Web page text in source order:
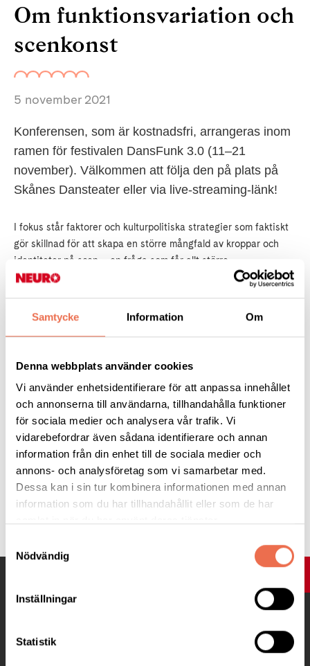
Samtycke Information Om
Denna webbplats använder cookies
Vi använder enhetsidentifierare för att anpassa innehållet
och annonserna till användarna, tillhandahålla funktioner
för sociala medier och analysera vår trafik. Vi
vidarebefordrar även sådana identifierare och annan
information från din enhet till de sociala medier och
annons- och analysföretag som vi samarbetar med.
Dessa kan i sin tur kombinera informationen med annan
information som du har tillhandahållit eller som de har
Nödvändig
Inställningar
Statistik
Om funktionsvariation och
scenkonst
5 november 2021
Konferensen, som är kostnadsfri, arrangeras inom
ramen för festivalen DansFunk 3.0 (11–21
november). Välkommen att följa den på plats på
Skånes Dansteater eller via live-streaming-länk!
I fokus står faktorer och kulturpolitiska strategier som faktiskt
gör skillnad för att skapa en större mångfald av kroppar och
identiteter på scen – en fråga som får allt större
uppmärksamhet. Vilka är utmaningarna? Kan vi lära av
svenskt teckenspråk.
november
För anmälan/streaming-länk, mejla
dansfunk@skanesdansteater.se
Läs merhär!
Tipsa